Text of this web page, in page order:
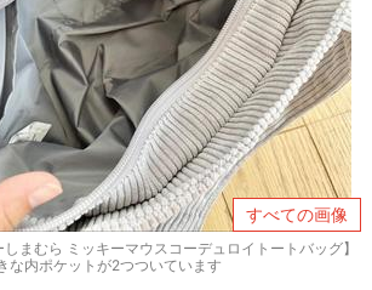
すべての画像
しまむら ミッキーマウスコーデュロイトートバッグ】
な内ポケットが2つついています